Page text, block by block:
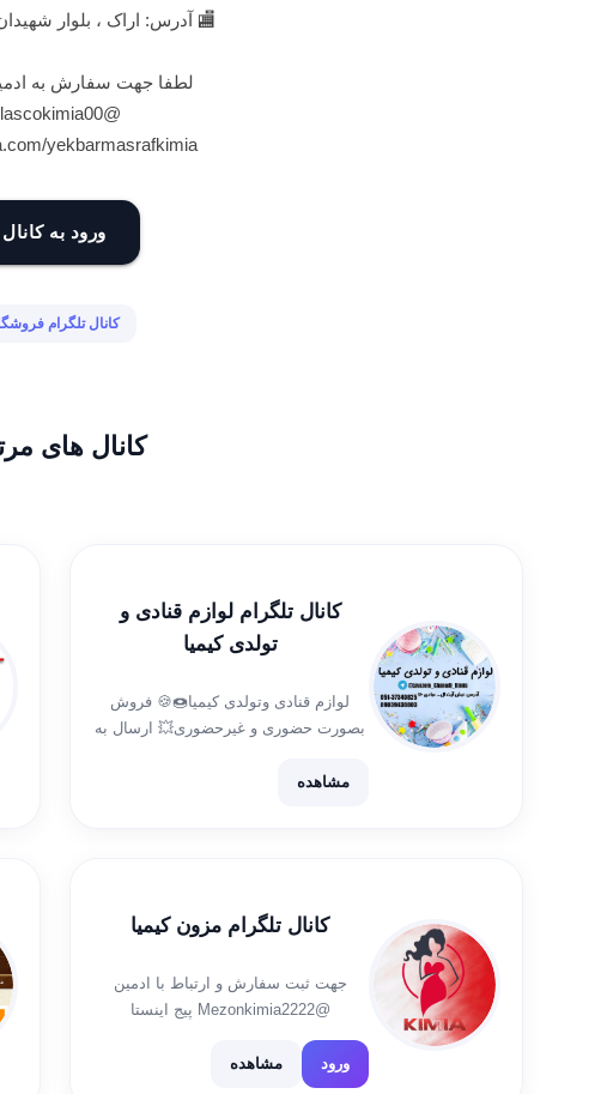
🏬 آدرس: اراک ، بلوار
لطفا جهت سفارش به
@Plascokimia00
yekbarmasrafkimia
ورود به کانال
کانال تلگرام
کانال های
کانال تلگرام لوازم قنادی و
تولدی کیمیا
لوازم قنادی وتولدی کیمیا🍩🍪 فروش
بصورت حضوری و غیرحضوری💥 ارسال به
ارسال رایگان(بجزمواد اولیه)😉 ادرس
مشاهده
کانال تلگرام مزون کیمیا
جهت ثبت سفارش و ارتباط با ادمین
@Mezonkimia2222 پیج اینستا
https://instagram.com/meson.kimia
utm_medium=copy_link
ورود مشاهده